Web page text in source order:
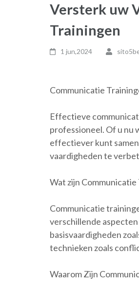
Versterk uw
Trainingen
1 jun,2024
Communicatie
Effectieve
professioneel. Of u nu
effectiever kunt
vaardigheden te
Wat zijn
Communicatie
verschillende
basisvaardigheden
technieken zoals
Waarom Zijn